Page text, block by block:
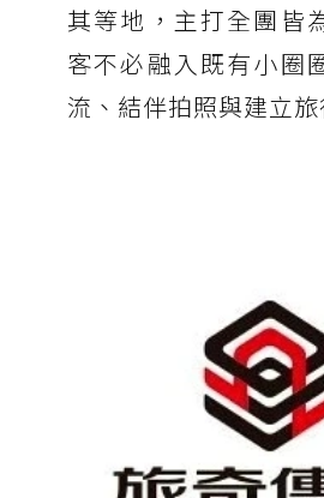
其等地，主打全團皆
客不必融入既有小圈
流、結伴拍照與建立旅